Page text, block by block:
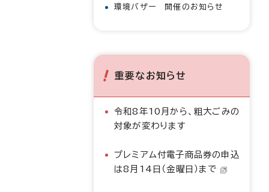
環境バザー 開催のお知らせ
重要なお知らせ
令和8年10月から、粗大ごみの
対象が変わります
プレミアム付電子商品券の申込
は8月14日（金曜日）まで